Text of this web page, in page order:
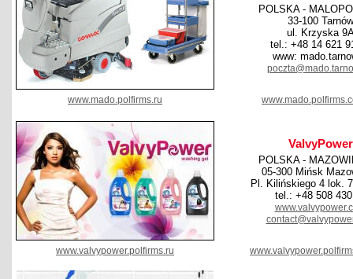
POLSKA -
33-100 Tarnów
ul. Krzyska
tel.: +48 14 621
www:
www.mado.polfirms.ru
ValvyPower
POLSKA -
05-300 Mińsk
Pl. Kilińskiego 4 lok.
tel.: +48 508
www.valvypower.polfirms.ru